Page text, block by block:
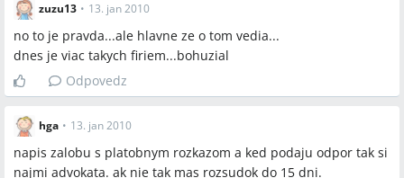
zuzu13 • 13. jan 2010
no to je pravda...ale hlavne ze o tom vedia...
dnes je viac takych firiem...bohuzial
Odpovedz
hga • 13. jan 2010
napis zalobu s platobnym rozkazom a ked podaju odpor tak si
najmi advokata. ak nie tak mas rozsudok do 15 dni.